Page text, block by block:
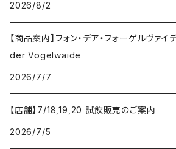
2026/8/2
【商品案内】フォン・デア・フォーゲルヴァイ
der Vogelwaide
2026/7/7
【店舗】7/18,19,20 試飲販売のご案内
2026/7/5